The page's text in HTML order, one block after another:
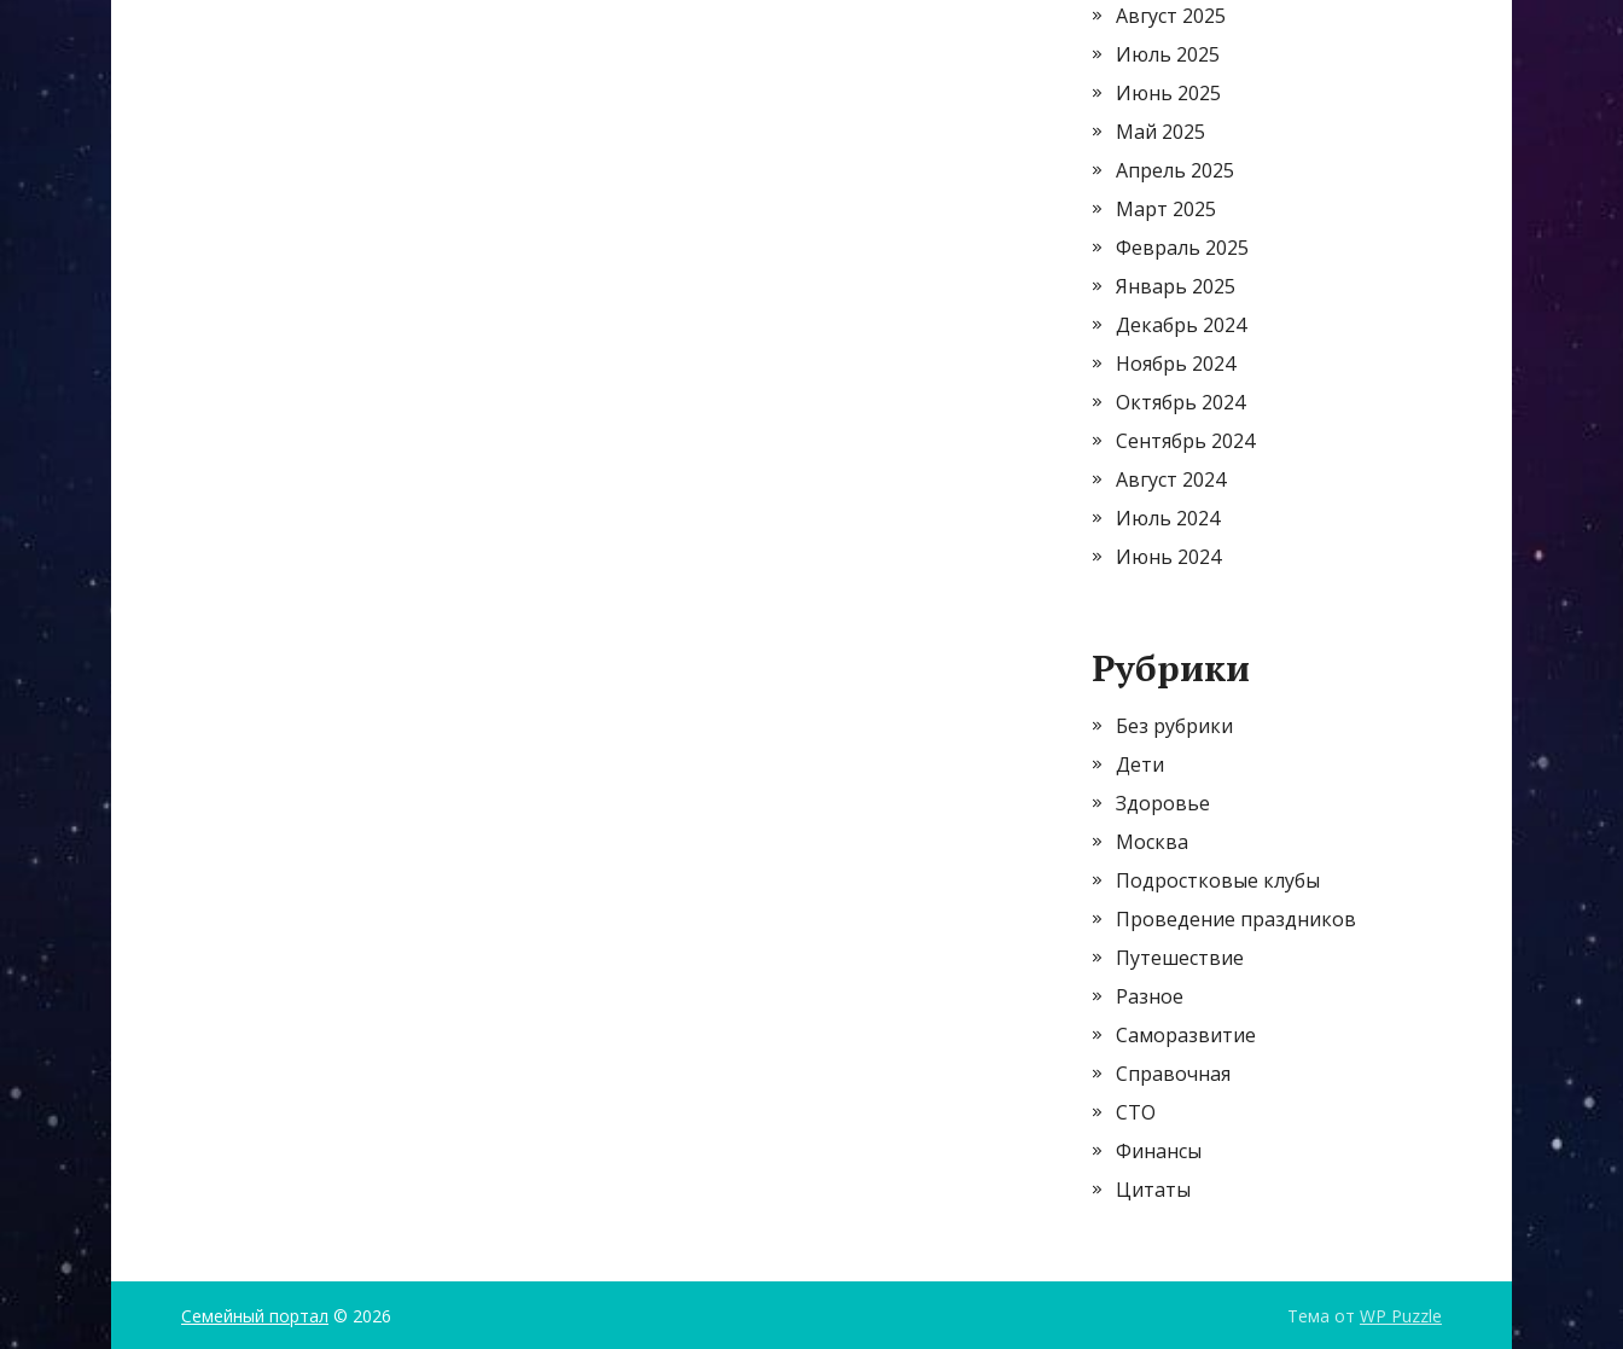
Август 2025
Июль 2025
Июнь 2025
Май 2025
Апрель 2025
Март 2025
Февраль 2025
Январь 2025
Декабрь 2024
Ноябрь 2024
Октябрь 2024
Сентябрь 2024
Август 2024
Июль 2024
Июнь 2024
Рубрики
Без рубрики
Дети
Здоровье
Москва
Подростковые клубы
Проведение праздников
Путешествие
Разное
Саморазвитие
Справочная
СТО
Финансы
Цитаты
Семейный портал © 2026 Тема от WP Puzzle